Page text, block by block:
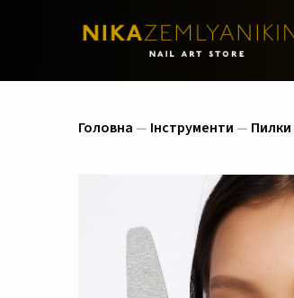
Головна — Інструменти — Пилки